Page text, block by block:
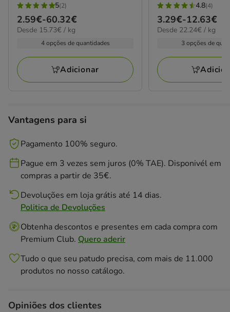
5
estrelas
com
avaliações
5(2)
Preço
de
60.32€
2.59€-60.32€
15.73€
Desde 15.73€ / kg
4 opções de quantidades
Adicionar
4.8
estrelas
com
avaliações
4.8(4)
Preço
de
12.63€
3.29€-12.63€
22.24€
Desde 22.24€ / kg
3 opções de
Vantagens para si
Pagamento 100% seguro.
Pague em 3 vezes sem juros (0% TAE). Disponivél em
compras a partir de 35€.
Devoluções em loja grátis até 14 dias.
Politica de Devoluções
Obtenha descontos e presentes em cada compra com
Premium Club. Quero aderir
Tudo o que seu patudo precisa, com mais de 11.000
produtos no nosso catálogo.
Opiniões dos clientes